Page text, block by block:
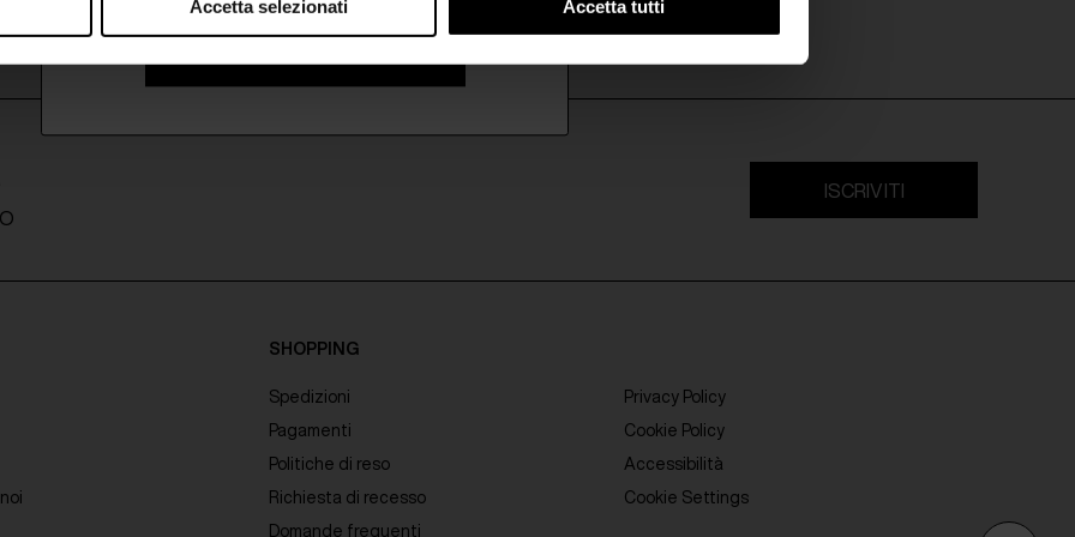
Accetta selezionati Accetta tutti
ISCRIVITI
SHOPPING
Spedizioni
Pagamenti
Politiche di reso
Richiesta di recesso
Domande frequenti
Privacy Policy
Cookie Policy
Accessibilità
Cookie Settings